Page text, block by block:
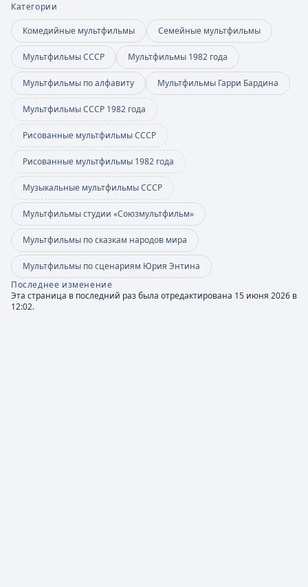
Категории
Комедийные мультфильмы Семейные мультфильмы
Мультфильмы СССР Мультфильмы 1982 года
Мультфильмы по алфавиту Мультфильмы Гарри Бардина
Мультфильмы СССР 1982 года
Рисованные мультфильмы СССР
Рисованные мультфильмы 1982 года
Музыкальные мультфильмы СССР
Мультфильмы студии «Союзмультфильм»
Мультфильмы по сказкам народов мира
Мультфильмы по сценариям Юрия Энтина
Последнее изменение
Эта страница в последний раз была отредактирована 15 июня 2026 в
12:02.